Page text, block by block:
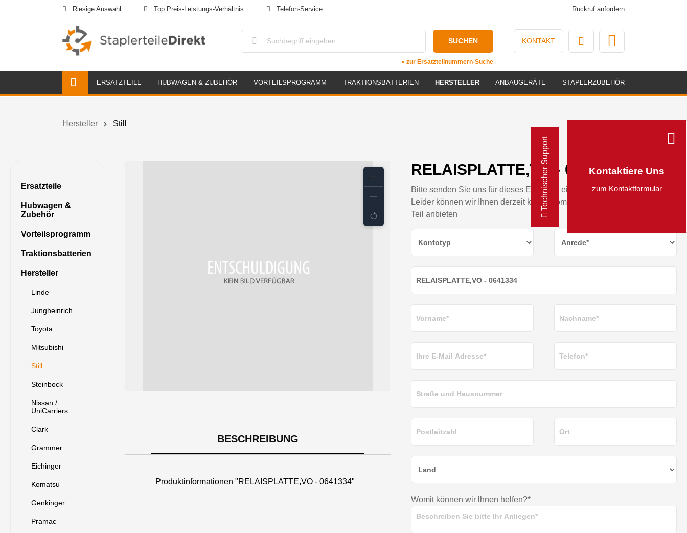
Riesige Auswahl Top Preis-Leistungs-Verhältnis Telefon-Service Rückruf anfordern
Technischer Support Kontaktiere Uns
zum Kontaktformular
SUCHEN
» zur Ersatzteilnummern-Suche
KONTAKT
ERSATZTEILE HUBWAGEN & ZUBEHÖR VORTEILSPROGRAMM TRAKTIONSBATTERIEN HERSTELLER ANBAUGERÄTE STAPLERZUBEHÖR
Hersteller Still
Ersatzteile
Hubwagen &
Zubehör
Vorteilsprogramm
Traktionsbatterien
Hersteller
Linde
Jungheinrich
Toyota
Mitsubishi
Still
Steinbock
Nissan /
UniCarriers
Clark
Grammer
Eichinger
Komatsu
Genkinger
Pramac
BESCHREIBUNG
Produktinformationen "RELAISPLATTE,VO - 0641334"
RELAISPLATTE,VO - 0641334
Bitte senden Sie uns für dieses Ersatzteil eine Anfrage
Leider können wir Ihnen derzeit kein automatisiertes Angebot für dieses
Teil anbieten
Womit können wir lhnen helfen?*